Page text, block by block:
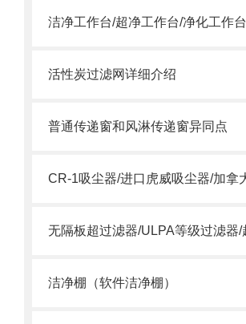
洁净工作台/超净工作台/净化工作台
活性炭过滤网详细介绍
普通传递窗和风淋传递窗异同点
洁净棚（软件洁净棚）